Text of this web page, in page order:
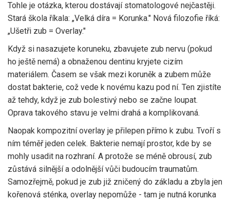
Tohle je otázka, kterou dostávají stomatologové nejčastěji.
Stará škola říkala: „Velká díra = Korunka." Nová filozofie říká:
„Ušetři zub = Overlay."
Když si nasazujete koruneku, zbavujete zub nervu (pokud
ho ještě nemá) a obnaženou dentinu kryjete cizím
materiálem. Časem se však mezi koruněk a zubem může
dostat bakterie, což vede k novému kazu pod ní. Ten zjistíte
až tehdy, když je zub bolestivý nebo se začne loupat.
Oprava takového stavu je velmi drahá a komplikovaná.
Naopak kompozitní overlay je přilepen přímo k zubu. Tvoří s
ním téměř jeden celek. Bakterie nemají prostor, kde by se
mohly usadit na rozhraní. A protože se méně obrousí, zub
zůstává silnější a odolnější vůči budoucím traumatům.
Samozřejmě, pokud je zub již zničený do základu a zbyla jen
kořenová sténka, overlay nepomůže - tam je nutná korunka